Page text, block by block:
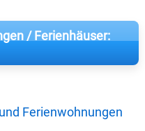
/ Ferienhäuser:
Ferienwohnungen